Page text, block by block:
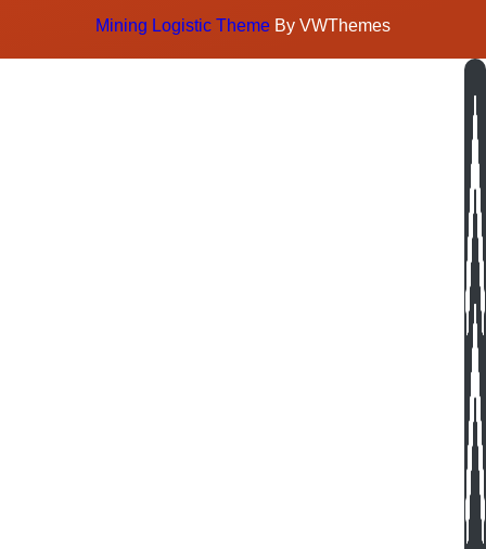
Mining Logistic Theme By VWThemes